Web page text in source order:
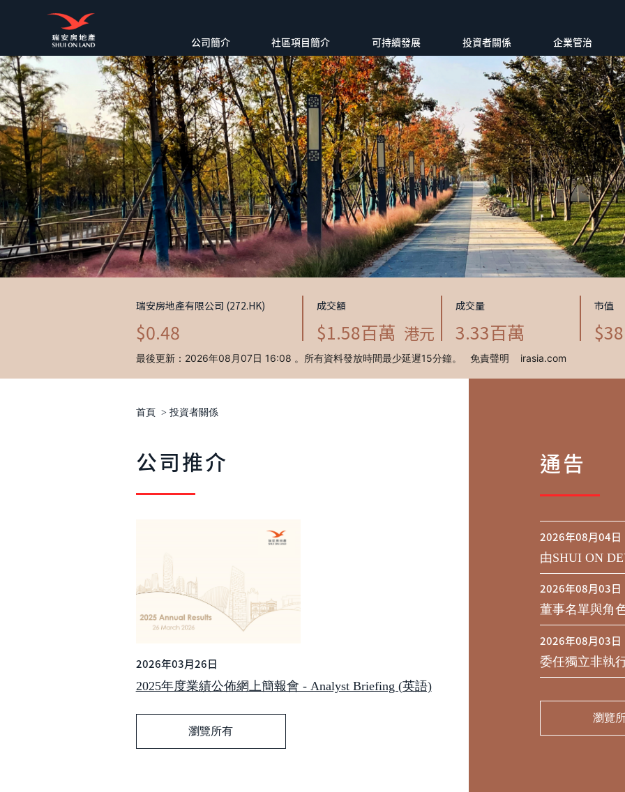
公司簡介 社區項目簡介 可持續發展 投資者關係 企業管治
首頁 > 投資者關係
公司推介
2026年03月26日
2025年度業績公佈網上簡報會 - Analyst Briefing (英語)
瀏覽所有
通告
2026年08月04日
由SHUI ON
行於二零二九
2026年08月03日
董事名單與角
2026年08月03日
委任獨立非執
瀏覽